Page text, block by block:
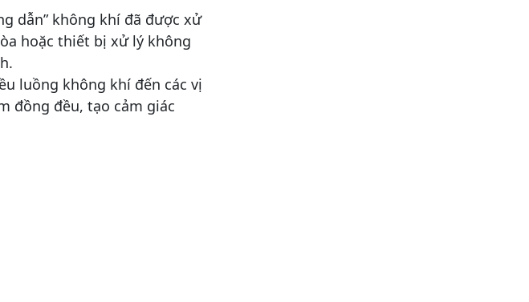
dẫn” không khí đã được xử
hoặc thiết bị xử lý không
luồng không khí đến các vị
đồng đều, tạo cảm giác